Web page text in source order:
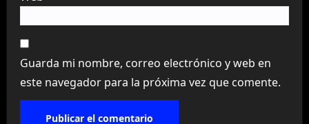
Guarda mi nombre, correo electrónico y web en
este navegador para la próxima vez que comente.